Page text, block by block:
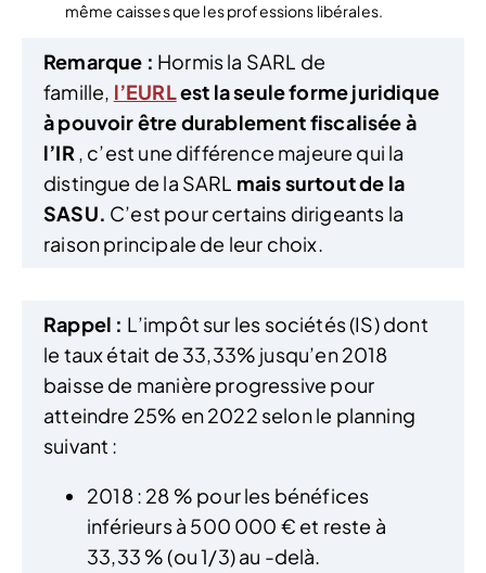
même caisses que les professions libérales.
Remarque : Hormis la SARL de
famille, l’EURLest la seule forme juridique
à pouvoir être durablement fiscalisée à
l’IR , c’est une différence majeure qui la
distingue de la SARL mais surtout de la
SASU. C’est pour certains dirigeants la
raison principale de leur choix.
Rappel : L’impôt sur les sociétés (IS) dont
le taux était de 33,33% jusqu’en 2018
baisse de manière progressive pour
atteindre 25% en 2022 selon le planning
suivant :
2018 : 28 % pour les bénéfices
inférieurs à 500 000 € et reste à
33,33 % (ou 1/3) au -delà.